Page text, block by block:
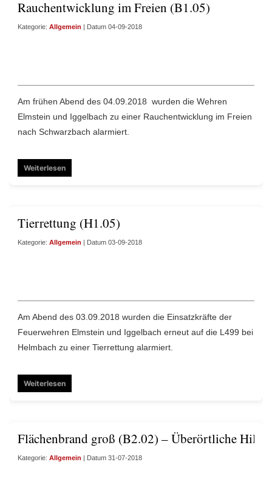
Rauchentwicklung im Freien (B1.05)
Kategorie: Allgemein | Datum 04-09-2018
Am frühen Abend des 04.09.2018 wurden die Wehren
Elmstein und Iggelbach zu einer Rauchentwicklung im Freien
nach Schwarzbach alarmiert.
Weiterlesen
Tierrettung (H1.05)
Kategorie: Allgemein | Datum 03-09-2018
Am Abend des 03.09.2018 wurden die Einsatzkräfte der
Feuerwehren Elmstein und Iggelbach erneut auf die L499 bei
Helmbach zu einer Tierrettung alarmiert.
Weiterlesen
Flächenbrand groß (B2.02) – Überörtliche Hilfe
Kategorie: Allgemein | Datum 31-07-2018